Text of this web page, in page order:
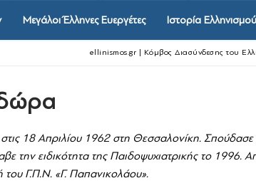
Μεγάλοι Έλληνες Ευεργέτες Ιστορία Ελληνισμού
Βιογραφίες Ελλήνων
Ιστορία Ελληνισμού
ellinismos.gr | Κόμβος Διασύνδεσης του
18 Απριλίου 1962 στη Θεσσαλονίκη. Σπούδασε
την ειδικότητα της Παιδοψυχιατρικής το 1996.
του Γ.Π.Ν. «Γ. Παπανικολάου».